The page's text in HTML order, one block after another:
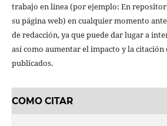
trabajo en línea (por ejemplo: En
su página web) en cualquier momento
de redacción, ya que puede dar lugar a
así como aumentar el impacto y la citación
publicados.
COMO CITAR